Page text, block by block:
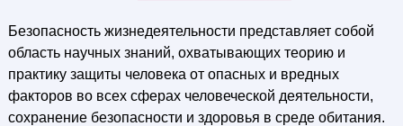
Безопасность жизнедеятельности представляет собой
область научных знаний, охватывающих теорию и
практику защиты человека от опасных и вредных
факторов во всех сферах человеческой деятельности,
сохранение безопасности и здоровья в среде обитания.